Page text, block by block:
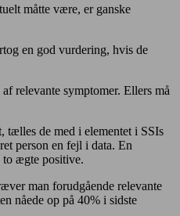
måtte være, er ganske
en god vurdering, hvis de
relevante symptomer. Ellers må
tælles de med i elementet i SSIs
person en fejl i data. En
ægte positive.
man forudgående relevante
nåede op på 40% i sidste